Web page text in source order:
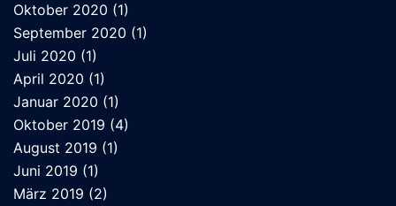
Oktober 2020 (1)
September 2020 (1)
Juli 2020 (1)
April 2020 (1)
Januar 2020 (1)
Oktober 2019 (4)
August 2019 (1)
Juni 2019 (1)
März 2019 (2)